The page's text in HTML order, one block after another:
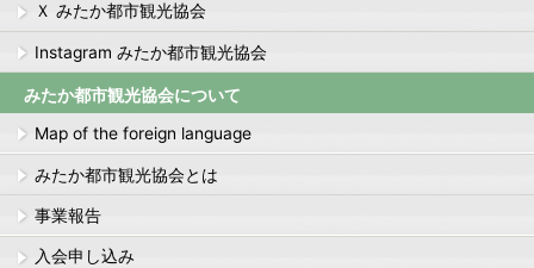
Ｘ みたか都市観光協会
Instagram みたか都市観光協会
みたか都市観光協会について
Map of the foreign language
みたか都市観光協会とは
事業報告
入会申し込み